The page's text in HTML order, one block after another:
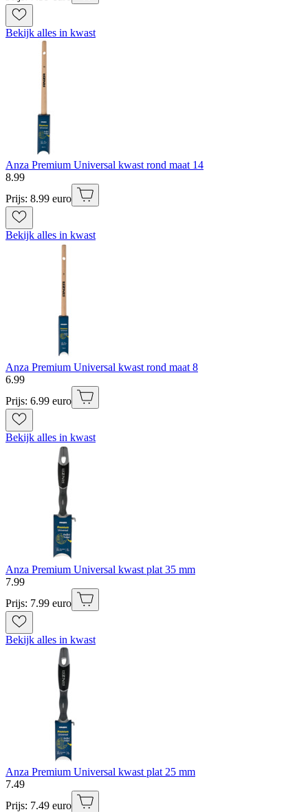
Bekijk alles in kwast
Anza Premium Universal kwast rond maat 14
8.99
Prijs: 8.99 euro
Bekijk alles in kwast
Anza Premium Universal kwast rond maat 8
6.99
Prijs: 6.99 euro
Bekijk alles in kwast
Anza Premium Universal kwast plat 35 mm
7.99
Prijs: 7.99 euro
Bekijk alles in kwast
Anza Premium Universal kwast plat 25 mm
7.49
Prijs: 7.49 euro